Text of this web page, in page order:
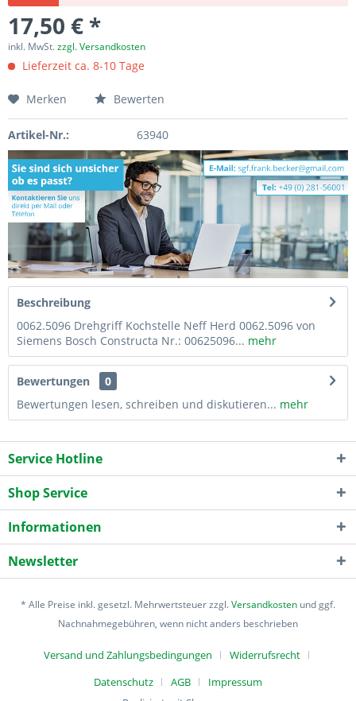
17,50 € *
inkl. MwSt.zzgl. Versandkosten
Lieferzeit ca. 8-10 Tage
Merken Bewerten
Artikel-Nr.: 63940
Beschreibung
0062.5096 Drehgriff Kochstelle Neff Herd 0062.5096 von
Siemens Bosch Constructa Nr.: 00625096... mehr
Bewertungen
0
Bewertungen lesen, schreiben und diskutieren... mehr
Service Hotline
Shop Service
Informationen
Newsletter
* Alle Preise inkl. gesetzl. Mehrwertsteuer zzgl.Versandkosten und ggf.
Nachnahmegebühren, wenn nicht anders beschrieben
Versand und Zahlungsbedingungen
Widerrufsrecht
Datenschutz
AGB
Impressum